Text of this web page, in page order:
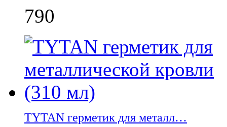
790
TYTAN герметик для металл…